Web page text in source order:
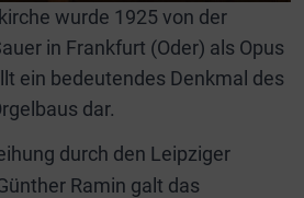
wurde 1925 von der
in Frankfurt (Oder) als Opus
ein bedeutendes Denkmal des
dar.
durch den Leipziger
Ramin galt das